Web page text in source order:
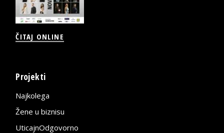
ČITAJ ONLINE
Projekti
Najkolega
Žene u biznisu
UticajnOdgovorno